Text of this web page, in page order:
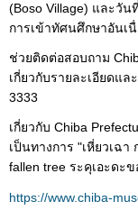
(Boso Village) และวั
การเข้าทัศนศึกษาอันเ
ช่วยติดต่อสอบถาม
เกี่ยวกับรายละเอียดแ
3333
เกี่ยวกับ Chiba
เป็นทางการ "เหี่ยวเฉ
fallen tree ระคุเอะดะ
https://www.chiba-